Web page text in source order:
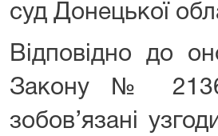
суд Донецької
Відповідно до
Закону № 2136-
зобов’язані